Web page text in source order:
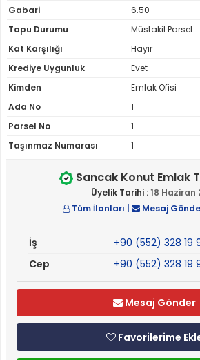
Gabari
6.50
Tapu Durumu
Müstakil Parsel
Kat Karşılığı
Hayır
Krediye Uygunluk
Evet
Kimden
Emlak Ofisi
Ada No
1
Parsel No
1
Taşınmaz Numarası
1
Sancak Konut Emlak
Üyelik Tarihi :18 Haziran
Tüm İlanları
Mesaj
İş
+90 (552) 328 19
Cep
+90 (552) 328 19
Mesaj Gönder
Favorilerime